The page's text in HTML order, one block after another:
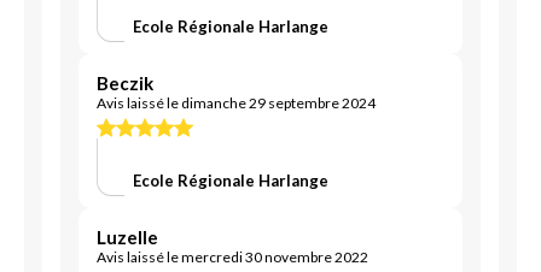
Ecole Régionale Harlange
Beczik
Avis laissé le dimanche 29 septembre 2024
Ecole Régionale Harlange
Luzelle
Avis laissé le mercredi 30 novembre 2022